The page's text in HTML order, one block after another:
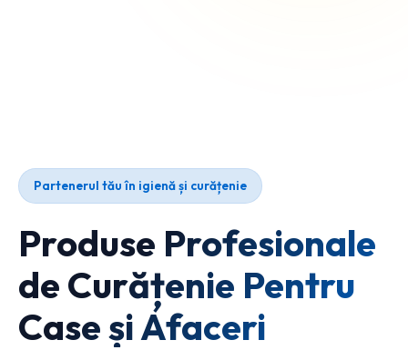
Partenerul tău în igienă și curățenie
Produse Profesionale
de Curățenie Pentru
Case și Afaceri